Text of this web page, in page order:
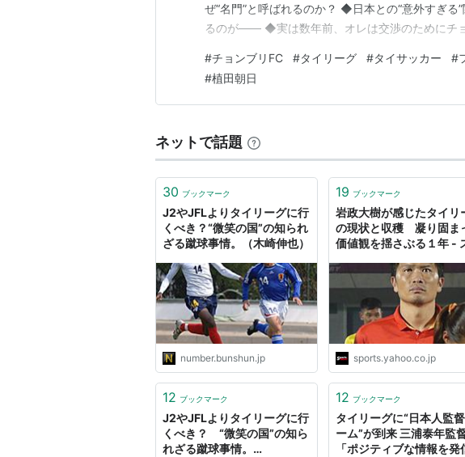
ぜ“名門”と呼ばれるのか？ ◆日本との“意外すぎる
るのが―― ◆実は数年前、オレは交渉のためにチ
ブ、再び タイリーグを少しでも追っていれば、耳
リFC（Chonburi F…
#チョンブリFC #タイリーグ #タイサッカー #
#植田朝日
ネットで話題
30 ブックマーク
J2やJFLよりタイリーグに行
くべき？“微笑の国”の知られ
ざる蹴球事情。（木崎伸也）
number.bunshun.jp
19 ブックマーク
岩政大樹が感じたタイリ
の現状と収穫 凝り固ま
価値観を揺さぶる１年 -
sports.yahoo.co.jp
12 ブックマーク
J2やJFLよりタイリーグに行
くべき？ “微笑の国”の知ら
れざる蹴球事情。
12 ブックマーク
タイリーグに“日本人監
ーム”が到来 三浦泰年監
「ポジティブな情報を発